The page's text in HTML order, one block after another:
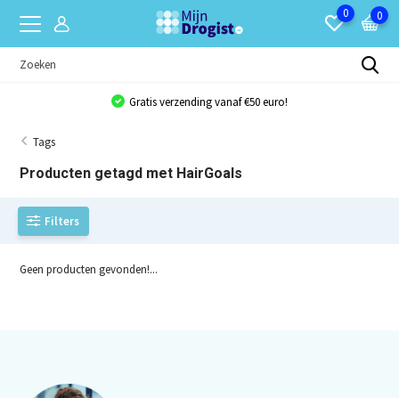
0 0
Gratis verzending vanaf €50 euro!
Tags
Producten getagd met HairGoals
Filters
Geen producten gevonden!...